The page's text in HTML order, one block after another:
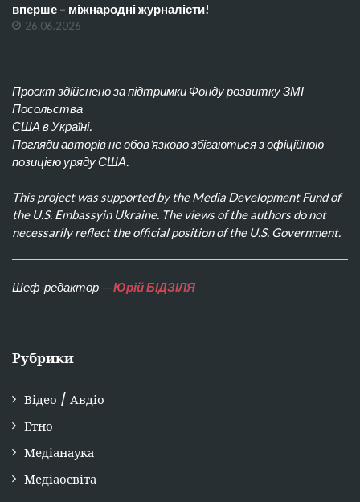
вперше – міжнародні журналісти!
26.06.2026
Проєкт здійснено за підтримки Фонду розвитку ЗМІ
Посольства
США в Україні.
Погляди авторів не обов’язково збігаються з офіційною
позицією уряду США.
This project was supported by the Media Development Fund of
the U.S. Embassyin Ukraine. The views of the authors do not
necessarily reflect the official position of the U.S. Government.
Шеф-редактор —Юрій БІДЗІЛЯ
Рубрики
Відео / Авдіо
Етно
Медіанаука
Медіаосвіта